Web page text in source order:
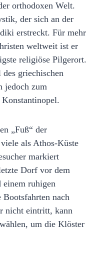
orthodoxen Welt.
der sich an der
erstreckt. Für mehr
weltweit ist er
religiöse Pilgerort.
griechischen
jedoch zum
„Fuß“ der
als Athos-Küste
markiert
Dorf vor dem
einem ruhigen
nach
nicht eintritt, kann
um die Klöster